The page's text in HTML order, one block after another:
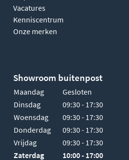
Vacatures
Kenniscentrum
Onze merken
Showroom buitenpost
Maandag
Gesloten
Dinsdag
09:30 - 17:30
Woensdag
09:30 - 17:30
Donderdag
09:30 - 17:30
Vrijdag
09:30 - 17:30
Zaterdag
10:00 - 17:00